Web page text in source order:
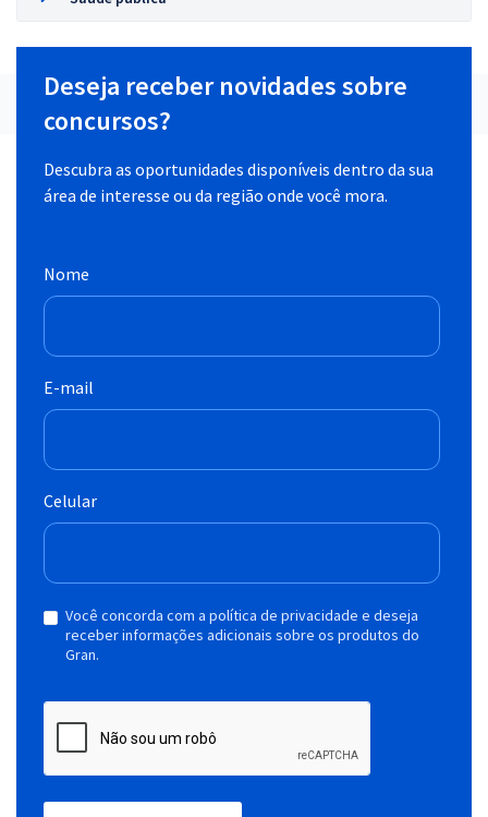
Deseja receber novidades sobre
concursos?
Descubra as oportunidades disponíveis dentro da sua
área de interesse ou da região onde você mora.
Nome
E-mail
Celular
Você concorda com a política de privacidade e deseja
receber informações adicionais sobre os produtos do
Gran.